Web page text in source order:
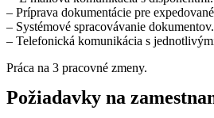
– Príprava dokumentácie pre
– Systémové spracovávanie dokumentov.
– Telefonická komunikácia s
​Práca na 3 pracovné zmeny.​
Požiadavky na